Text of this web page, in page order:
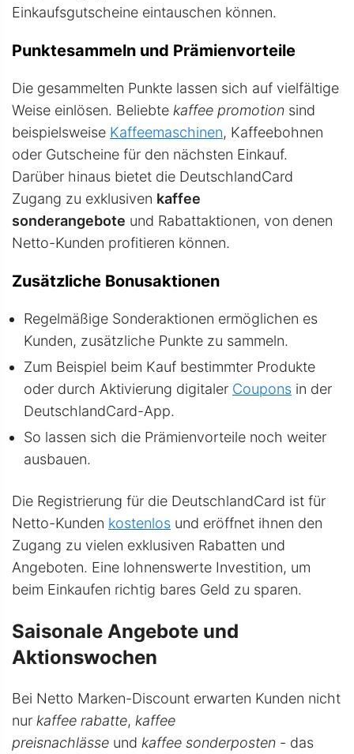
Einkaufsgutscheine eintauschen können.
Punktesammeln und Prämienvorteile
Die gesammelten Punkte lassen sich auf vielfältige
Weise einlösen. Beliebte kaffee promotion sind
beispielsweise Kaffeemaschinen, Kaffeebohnen
oder Gutscheine für den nächsten Einkauf.
Darüber hinaus bietet die DeutschlandCard
Zugang zu exklusiven kaffee
sonderangebote und Rabattaktionen, von denen
Netto-Kunden profitieren können.
Zusätzliche Bonusaktionen
Regelmäßige Sonderaktionen ermöglichen es
Kunden, zusätzliche Punkte zu sammeln.
Zum Beispiel beim Kauf bestimmter Produkte
oder durch Aktivierung digitaler Coupons in der
DeutschlandCard-App.
So lassen sich die Prämienvorteile noch weiter
ausbauen.
Die Registrierung für die DeutschlandCard ist für
Netto-Kunden kostenlos und eröffnet ihnen den
Zugang zu vielen exklusiven Rabatten und
Angeboten. Eine lohnenswerte Investition, um
beim Einkaufen richtig bares Geld zu sparen.
Saisonale Angebote und
Aktionswochen
Bei Netto Marken-Discount erwarten Kunden nicht
nur kaffee rabatte, kaffee
preisnachlässe und kaffee sonderposten - das